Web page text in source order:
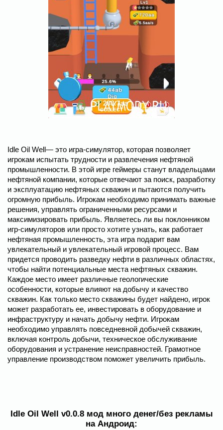
Idle Oil Well— это игра-симулятор, которая позволяет
игрокам испытать трудности и развлечения нефтяной
промышленности. В этой игре геймеры станут владельцами
нефтяной компании, которые отвечают за поиск, разработку
и эксплуатацию нефтяных скважин и пытаются получить
огромную прибыль. Игрокам необходимо принимать важные
решения, управлять ограниченными ресурсами и
максимизировать прибыль. Являетесь ли вы поклонником
игр-симуляторов или просто хотите узнать, как работает
нефтяная промышленность, эта игра подарит вам
увлекательный и увлекательный игровой процесс. Вам
придется проводить разведку нефти в различных областях,
чтобы найти потенциальные места нефтяных скважин.
Каждое место имеет различные геологические
особенности, которые влияют на добычу и качество
скважин. Как только место скважины будет найдено, игрок
может разработать ее, инвестировать в оборудование и
инфраструктуру и начать добычу нефти. Игрокам
необходимо управлять повседневной добычей скважин,
включая контроль добычи, техническое обслуживание
оборудования и устранение неисправностей. Грамотное
управление производством поможет увеличить прибыль.
Idle Oil Well v0.0.8 мод много денег/без рекламы
на Андроид: